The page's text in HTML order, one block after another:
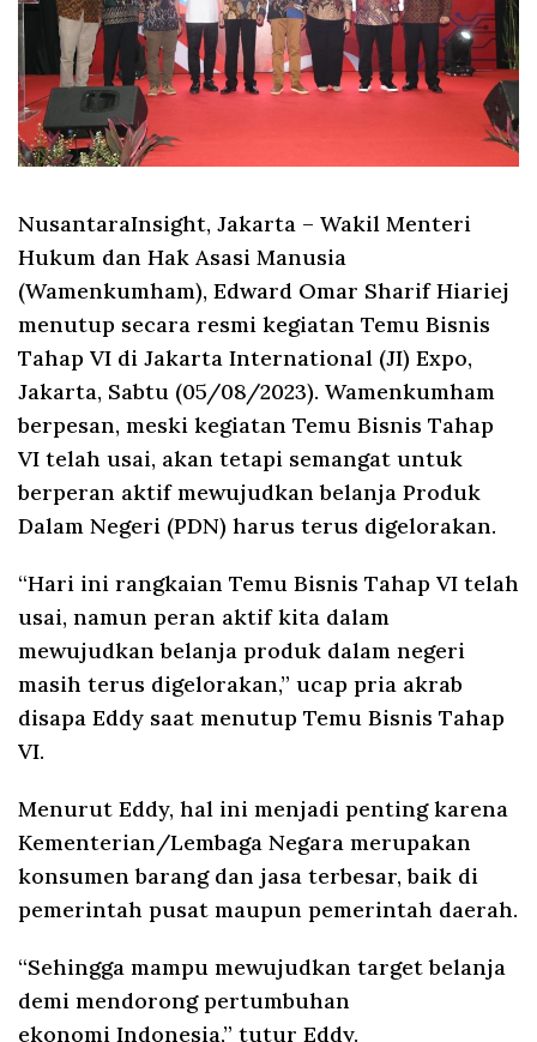
NusantaraInsight, Jakarta – Wakil Menteri
Hukum dan Hak Asasi Manusia
(Wamenkumham), Edward Omar Sharif Hiariej
menutup secara resmi kegiatan Temu Bisnis
Tahap VI di Jakarta International (JI) Expo,
Jakarta, Sabtu (05/08/2023). Wamenkumham
berpesan, meski kegiatan Temu Bisnis Tahap
VI telah usai, akan tetapi semangat untuk
berperan aktif mewujudkan belanja Produk
Dalam Negeri (PDN) harus terus digelorakan.
“Hari ini rangkaian Temu Bisnis Tahap VI telah
usai, namun peran aktif kita dalam
mewujudkan belanja produk dalam negeri
masih terus digelorakan,” ucap pria akrab
disapa Eddy saat menutup Temu Bisnis Tahap
VI.
Menurut Eddy, hal ini menjadi penting karena
Kementerian/Lembaga Negara merupakan
konsumen barang dan jasa terbesar, baik di
pemerintah pusat maupun pemerintah daerah.
“Sehingga mampu mewujudkan target belanja
demi mendorong pertumbuhan
ekonomi Indonesia,” tutur Eddy.